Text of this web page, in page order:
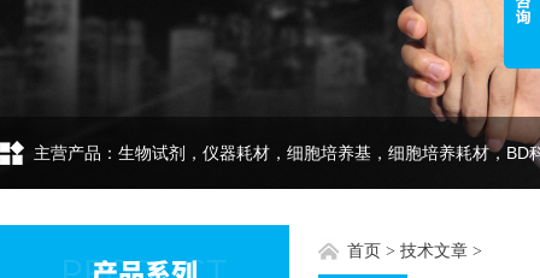
主营产品：生物试剂，仪器耗材，细胞培养基，细胞培养耗材，BD
首页 > 技术文章 >